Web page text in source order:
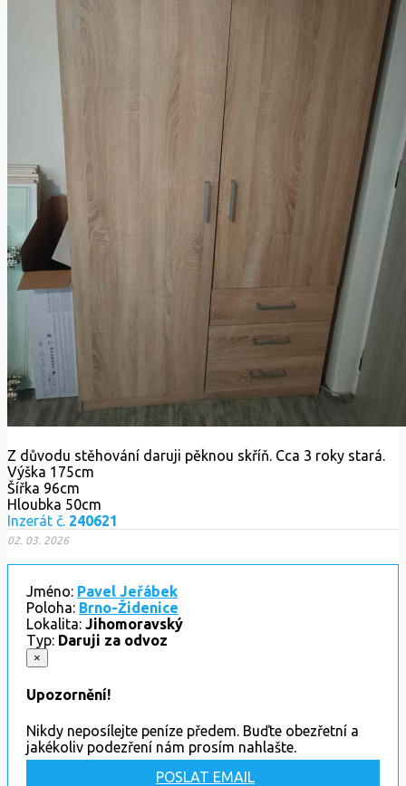
Z důvodu stěhování daruji pěknou skříň. Cca 3 roky stará.
Výška 175cm
Šířka 96cm
Hloubka 50cm
Inzerát č. 240621
02. 03. 2026
Jméno: Pavel Jeřábek
Poloha: Brno-Židenice
Lokalita: Jihomoravský
Typ: Daruji za odvoz
×
Upozornění!
Nikdy neposílejte peníze předem. Buďte obezřetní a
jakékoliv podezření nám prosím nahlašte.
POSLAT EMAIL